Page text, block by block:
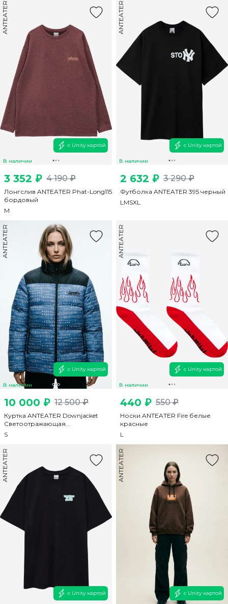
В наличии
ANTEATER
с Unity картой
3 352 ₽ 4 190 ₽
Лонгслив ANTEATER Phat-Long115
бордовый
M
В наличии
ANTEATER
с Unity картой
2 632 ₽ 3 290 ₽
Футболка ANTEATER 395 черный
LMSXL
В наличии
ANTEATER
с Unity картой
10 000 ₽ 12 500 ₽
Куртка ANTEATER Downjacket
Светоотражающая...
S
В наличии
ANTEATER
с Unity картой
440 ₽ 550 ₽
Носки ANTEATER Fire белые
красные
L
ANTEATER
с Unity картой
ANTEATER
с Unity картой